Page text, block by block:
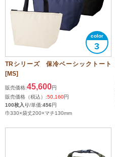
3
TRシリーズ 保冷ベーシックトート
[MS]
販売価格:45,600円
販売価格（税込）:50,160円
100枚入り/単価:456円
巾330×袋丈200×マチ130mm